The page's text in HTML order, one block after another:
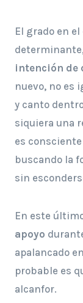
El grado en
intención de
nuevo, no es
y canto
siquiera una
es
buscando la
sin
En este
apoyo
apalancado
probable es
alcanfor.